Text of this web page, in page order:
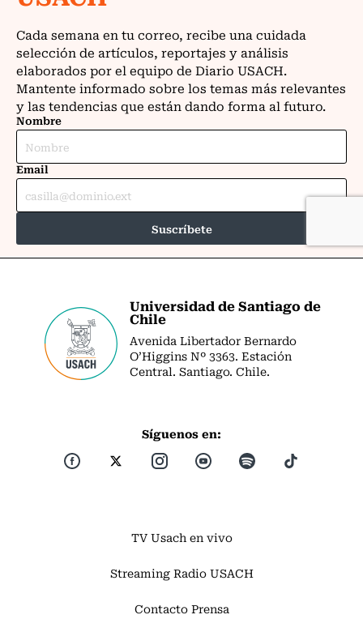
Universidad de Santiago de
Chile
Avenida Libertador Bernardo
O’Higgins Nº 3363. Estación
Central. Santiago. Chile.
Síguenos en:
TV Usach en vivo
Streaming Radio USACH
Contacto Prensa